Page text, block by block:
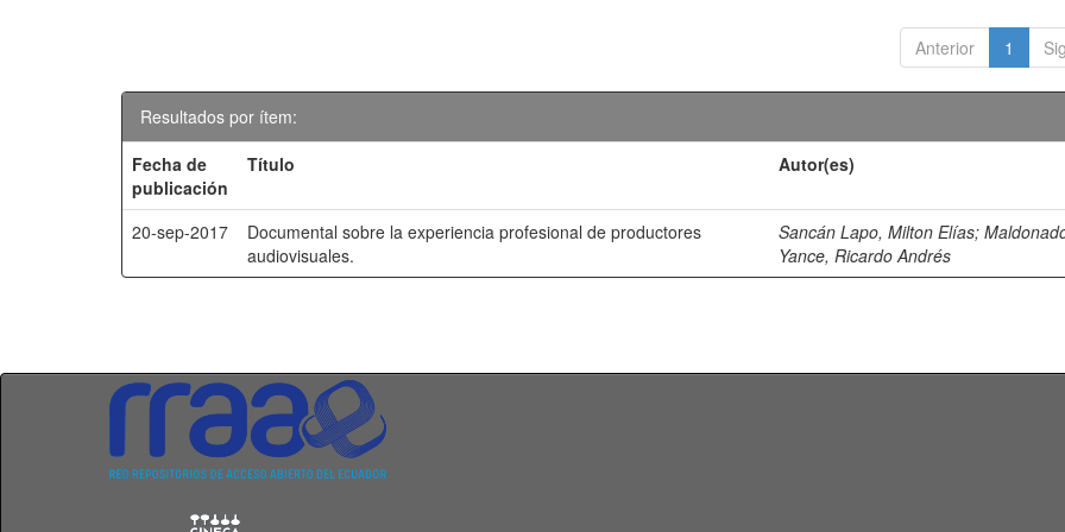
Anterior 1
Resultados por ítem:
Fecha de
publicación
Título Autor(es)
20-sep-2017
Documental sobre la experiencia profesional de productores
audiovisuales.
Sancán Lapo, Milton Elías;
Yance, Ricardo Andrés